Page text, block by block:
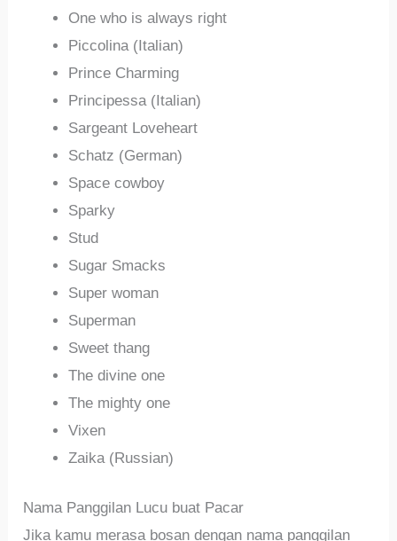
One who is always right
Piccolina (Italian)
Prince Charming
Principessa (Italian)
Sargeant Loveheart
Schatz (German)
Space cowboy
Sparky
Stud
Sugar Smacks
Super woman
Superman
Sweet thang
The divine one
The mighty one
Vixen
Zaika (Russian)
Nama Panggilan Lucu buat Pacar
Jika kamu merasa bosan dengan nama panggilan